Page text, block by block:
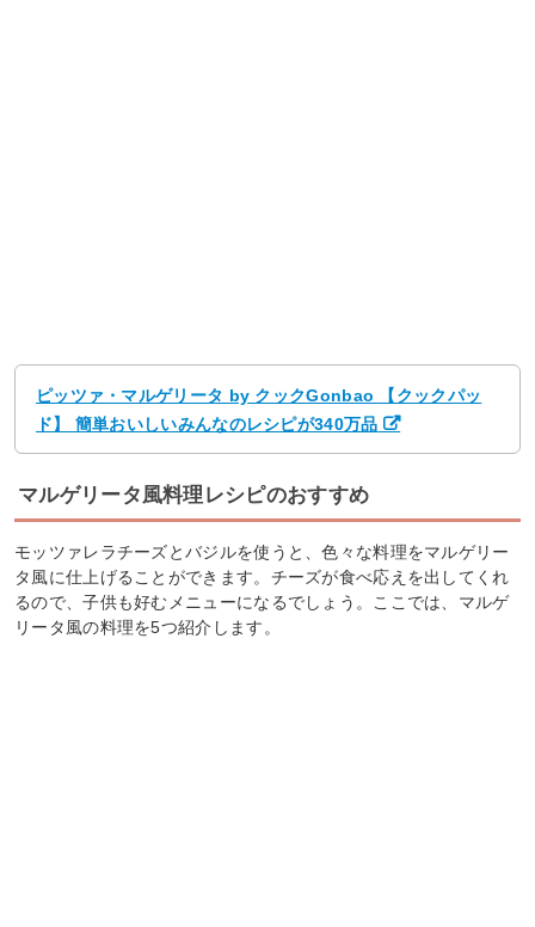
ピッツァ・マルゲリータ by クックGonbao 【クックパッ
ド】 簡単おいしいみんなのレシピが340万品
マルゲリータ風料理レシピのおすすめ
モッツァレラチーズとバジルを使うと、色々な料理をマルゲリー
タ風に仕上げることができます。チーズが食べ応えを出してくれ
るので、子供も好むメニューになるでしょう。ここでは、マルゲ
リータ風の料理を5つ紹介します。